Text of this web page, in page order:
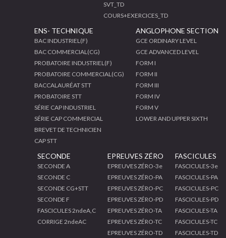
SVT_TD
COURS+EXERCICES_TD
ENS- TECHNIQUE
BAC INDUSTRIEL(F)
BAC COMMERCIAL(CG)
PROBATOIRE INDUSTRIEL(F)
PROBATOIRE COMMERCIAL(CG)
BACCALAURÉAT STT
PROBATOIRE STT
SÉRIE CAP INDUSTRIEL
SÉRIE CAP COMMERCIAL
BREVET DE TECHNICIEN
CAP STT
ANGLOPHONE SECTION
GCE ORDINARY LEVEL
GCE ADVANCED LEVEL
FORM I
FORM II
FORM III
FORM IV
FORM V
LOWER AND UPPER SIXTH
SECONDE
SECONDE A
SECONDE C
SECONDE CG+STT
SECONDE F
FASCICULES 2ndeA,C
CORRIGE 2ndeAC
EPREUVES ZÉRO
EPREUVES ZÉRO-3e
EPREUVES ZÉRO-PA
EPREUVES ZÉRO-PC
EPREUVES ZÉRO-PD
EPREUVES ZÉRO-TA
EPREUVES ZÉRO-TC
EPREUVES ZÉRO-TD
FASCICULES
FASCICULES-3e
FASCICULES-PA
FASCICULES-PC
FASCICULES-PD
FASCICULES-TA
FASCICULES-TC
FASCICULES-TD